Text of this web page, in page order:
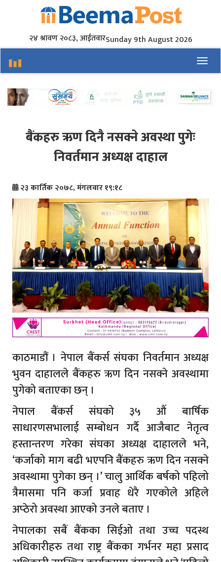
२४ श्रावण २०८३, आईतवारSunday 9th August 2026
बैंकहरु ऋण दिनै नसक्ने अवस्था पुगेः
निवर्तमान अध्यक्ष दाहाल
२३ कार्तिक २०७८, मंगलवार १९:१८
काठमाडौं । नेपाल बैंकर्स संघका निवर्तमान अध्यक्ष
भुवन दाहालले बैंकहरु ऋण दिन नसक्ने अवस्थामा
पुगेको बताएका छन् ।
नेपाल बैंकर्स संघको ३५ औं बार्षिक
साधारणसभालाई सम्बोधन गर्दै आजैबाट नेतृत्व
हस्तान्तरण गरेका संघका अध्यक्ष दाहालले भने,
‘कर्जाको माग बढी भएपनि बैंकहरु ऋण दिन नसक्ने
अवस्थामा पुगेका छन् ।’ चालु आर्थिक बर्षको पहिलो
त्रैमासमा पनि कर्जा प्रवाह धेरै गएकोले अहिले
अप्ठेरो अवस्था आएको उनले बताए ।
नेपालका सबैं बैंकका सिईओ तथा उच्च पदस्थ
अधिकारीहरु तथा राष्ट्र बैंकका गर्भनर महा प्रसाद